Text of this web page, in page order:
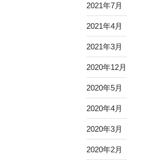
2021年7月
2021年4月
2021年3月
2020年12月
2020年5月
2020年4月
2020年3月
2020年2月